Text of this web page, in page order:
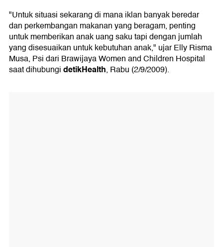
"Untuk situasi sekarang di mana iklan banyak beredar
dan perkembangan makanan yang beragam, penting
untuk memberikan anak uang saku tapi dengan jumlah
yang disesuaikan untuk kebutuhan anak," ujar Elly Risma
Musa, Psi dari Brawijaya Women and Children Hospital
saat dihubungidetikHealth, Rabu (2/9/2009).